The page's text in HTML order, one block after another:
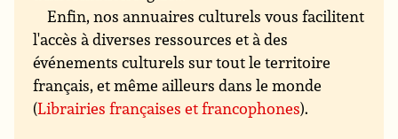
Enfin, nos annuaires culturels vous facilitent
l'accès à diverses ressources et à des
événements culturels sur tout le territoire
français, et même ailleurs dans le monde
(Librairies françaises et francophones).